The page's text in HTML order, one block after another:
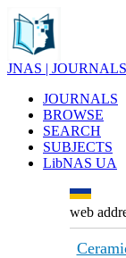
JNAS |
JOURNALS
BROWSE
SEARCH
SUBJECTS
LibNAS UA
web